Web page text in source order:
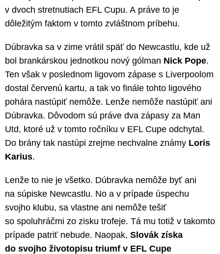
v dvoch stretnutiach EFL Cupu. A práve to je
dôležitým faktom v tomto zvláštnom príbehu.
Dúbravka sa v zime vrátil späť do Newcastlu, kde už
bol brankárskou jednotkou nový gólman Nick Pope.
Ten však v poslednom ligovom zápase s Liverpoolom
dostal červenú kartu, a tak vo finále tohto ligového
pohára nastúpiť nemôže. Lenže nemôže nastúpiť ani
Dúbravka. Dôvodom sú práve dva zápasy za Man
Utd, ktoré už v tomto ročníku v EFL Cupe odchytal.
Do brány tak nastúpi zrejme nechvalne známy Loris
Karius.
Lenže to nie je všetko. Dúbravka nemôže byť ani
na súpiske Newcastlu. No a v prípade úspechu
svojho klubu, sa vlastne ani nemôže tešiť
so spoluhráčmi zo zisku trofeje. Tá mu totiž v takomto
prípade patriť nebude. Naopak, Slovák získa
do svojho životopisu triumf v EFL Cupe